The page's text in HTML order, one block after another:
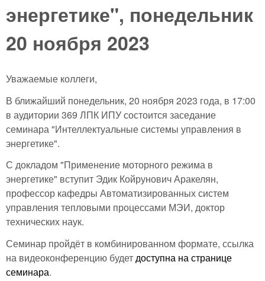
энергетике", понедельник
20 ноября 2023
Уважаемые коллеги,
В ближайший понедельник, 20 ноября 2023 года, в 17:00
в аудитории 369 ЛПК ИПУ состоится заседание
семинара "Интеллектуальные системы управления в
энергетике".
С докладом "Применение моторного режима в
энергетике" вступит Эдик Койрунович Аракелян,
профессор кафедры Автоматизированных систем
управления тепловыми процессами МЭИ, доктор
технических наук.
Семинар пройдёт в комбинированном формате, ссылка
на видеоконференцию будетдоступна на странице
семинара.